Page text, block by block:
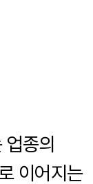
업종의
이어지는